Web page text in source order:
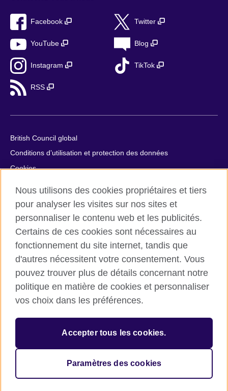
Facebook Twitter
YouTube Blog
Instagram TikTok
RSS
British Council global
Conditions d’utilisation et protection des données
Cookies
© 2026 British Council
British Council in France société par actions simplifiée
unipersonnelle est une filiale du British Council, l’agence
internationale britannique dédiée aux domaines de l’éducation
et des relations culturelles. British Council in France société par
actions simplifiée unipersonnelle est une société inscrite en
France avec le numéro RCS Paris n° 847 719 473. Adresse :
9/11 rue de Constantine, 75007 Paris, France. Le British Council
209131 (Angleterre et Pays de Galles) et SC037733 (Ecosse).
Adresse : 1 Redman Place, Stratford, London E20 1JQ,
Royaume-Uni.
le British Council au Royaume-Uni.
Nous utilisons des cookies propriétaires et tiers
pour analyser les visites sur nos sites et
personnaliser le contenu web et les publicités.
Certains de ces cookies sont nécessaires au
fonctionnement du site internet, tandis que
d'autres nécessitent votre consentement. Vous
pouvez trouver plus de détails concernant notre
politique en matière de cookies et personnaliser
vos choix dans les préférences.
Accepter tous les cookies.
Paramètres des cookies